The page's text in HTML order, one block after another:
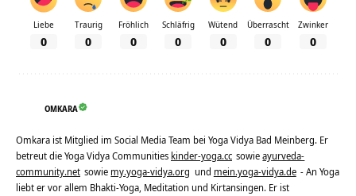
Liebe
0
Traurig
0
Fröhlich
0
Schläfrig
0
Wütend
0
Überrascht
0
Zwinker
0
OMKARA
Omkara ist Mitglied im Social Media Team bei Yoga Vidya Bad Meinberg. Er
betreut die Yoga Vidya Communities kinder-yoga.cc sowieayurveda-
community.net sowie my.yoga-vidya.org und mein.yoga-vidya.de - An Yoga
liebt er vor allem Bhakti-Yoga, Meditation und Kirtansingen. Er ist